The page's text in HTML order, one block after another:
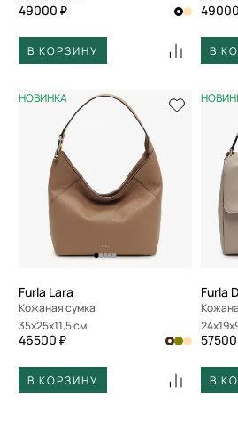
49000 ₽
В КОРЗИНУ В
НОВИНКА
Furla Lara
Кожаная сумка
35x25x11,5 см
46500 ₽
В КОРЗИНУ
Furla
В